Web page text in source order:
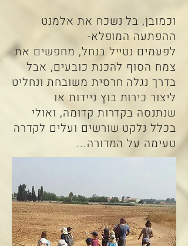
וכמובן, בל נשכח את אלמנט
ההפתעה המופלא-
לפעמים נטייל בנחל, מחפשים את
צמח הסוף להכנת כובעים, אבל
בדרך נגלה חרסית משובחת ונחליט
ליצור כירות בוץ ניידות או
שנתנסה בקדרות קדומה, ואולי
בכלל נלקט שורשים ועלים לקדרה
טעימה על המדורה...